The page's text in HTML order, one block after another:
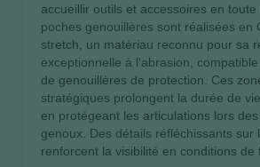
accueillir outils et accessoires en
poches genouillères sont réalisées en
stretch, un matériau reconnu pour sa
exceptionnelle à l'abrasion,
de genouillères de protection. Ces
stratégiques prolongent la durée de
en protégeant les articulations lors
genoux. Des détails réfléchissants sur
renforcent la visibilité en conditions de